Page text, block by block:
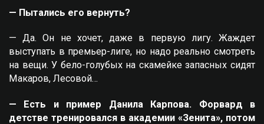
— Пытались его вернуть?
— Да. Он не хочет, даже в первую лигу. Жаждет
выступать в премьер-лиге, но надо реально смотреть
на вещи. У бело-голубых на скамейке запасных сидят
Макаров, Лесовой…
— Есть и пример Данила Карпова. Форвард в
детстве тренировался в академии «Зенита», потом